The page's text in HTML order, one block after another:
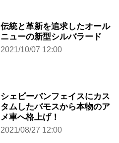
伝統と革新を追求したオール
ニューの新型シルバラード
2021/10/07 12:00
シェビーバンフェイスにカス
タムしたバモスから本物のア
メ車へ格上げ！
2021/08/27 12:00